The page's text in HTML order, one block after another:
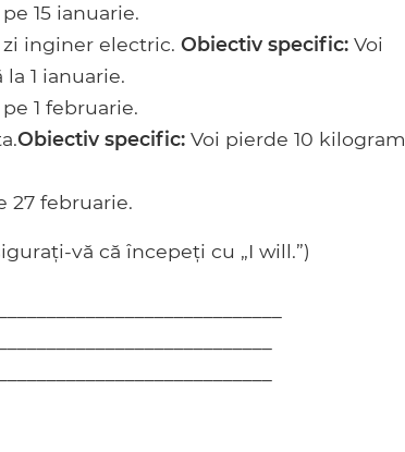
15 ianuarie.
inginer electric. Obiectiv specific: Voi
1 ianuarie.
1 februarie.
Obiectiv specific: Voi pierde 10
27 februarie.
vă că începeți cu „I will.”)